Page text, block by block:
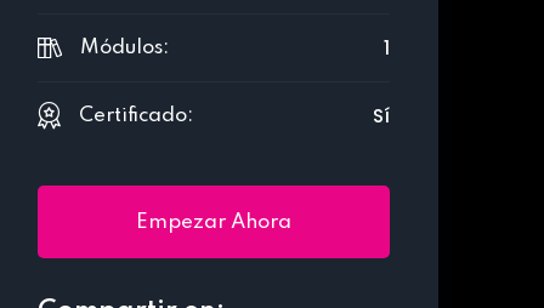
Módulos: 1
Certificado: Sí
Empezar Ahora